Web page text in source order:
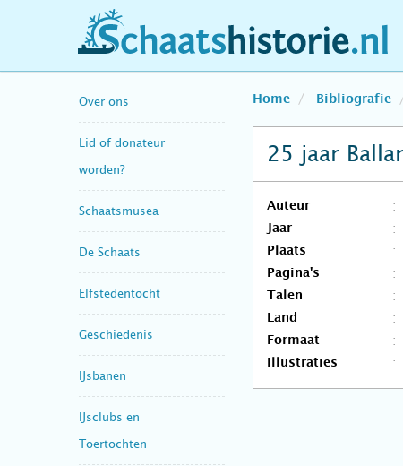
schaatshistorie.nl
Over ons
Lid of donateur
worden?
Schaatsmusea
De Schaats
Elfstedentocht
Geschiedenis
IJsbanen
IJsclubs en
Toertochten
Home Bibliografie
25 jaar
Auteur
Jaar
Plaats
Pagina's
Talen
Land
Formaat
Illustraties